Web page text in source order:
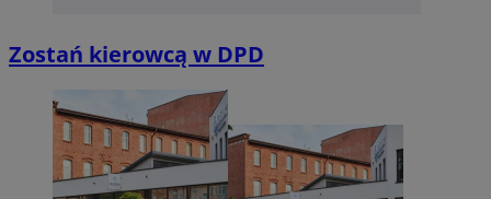
Zostań kierowcą w DPD
Niezbędne Wydajność Targetowanie